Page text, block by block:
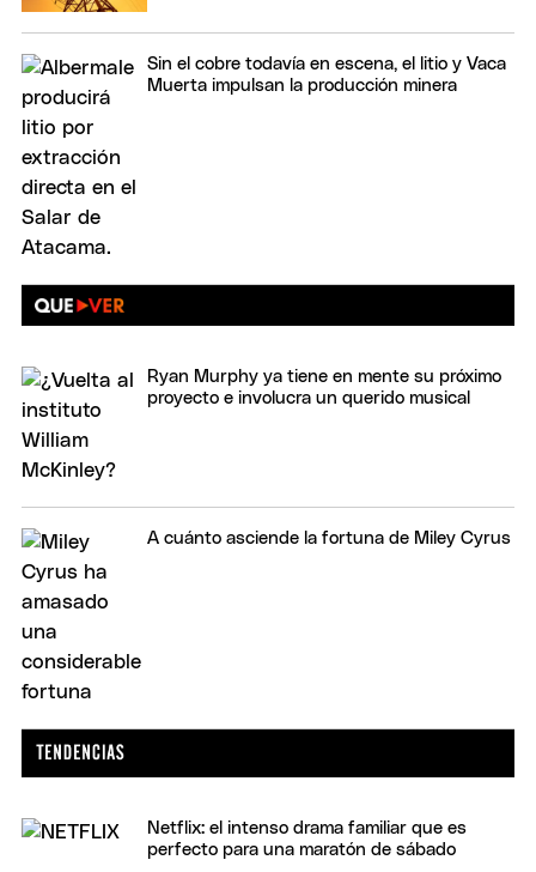
Sin el cobre todavía en escena, el litio y Vaca
Muerta impulsan la producción minera
Ryan Murphy ya tiene en mente su próximo
proyecto e involucra un querido musical
A cuánto asciende la fortuna de Miley Cyrus
Netflix: el intenso drama familiar que es
perfecto para una maratón de sábado